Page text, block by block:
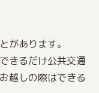
があります。
きるだけ公共交通
越しの際はできる